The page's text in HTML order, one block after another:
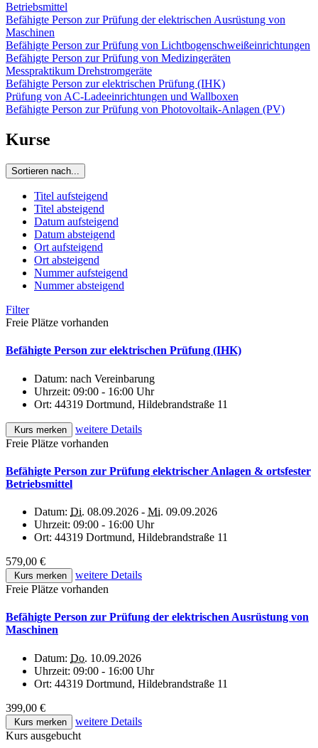
Betriebsmittel
Befähigte Person zur Prüfung der elektrischen Ausrüstung von
Maschinen
Befähigte Person zur Prüfung von Lichtbogenschweißeinrichtungen
Befähigte Person zur Prüfung von Medizingeräten
Messpraktikum Drehstromgeräte
Befähigte Person zur elektrischen Prüfung (IHK)
Prüfung von AC-Ladeeinrichtungen und Wallboxen
Befähigte Person zur Prüfung von Photovoltaik-Anlagen (PV)
Kurse
Sortieren nach...
Titel aufsteigend
Titel absteigend
Datum aufsteigend
Datum absteigend
Ort aufsteigend
Ort absteigend
Nummer aufsteigend
Nummer absteigend
Filter
Freie Plätze vorhanden
Befähigte Person zur elektrischen Prüfung (IHK)
Datum: nach Vereinbarung
Uhrzeit: 09:00 - 16:00 Uhr
Ort: 44319 Dortmund, Hildebrandstraße 11
Kurs merken
weitere Details
Freie Plätze vorhanden
Befähigte Person zur Prüfung elektrischer Anlagen & ortsfester
Betriebsmittel
Datum: Di. 08.09.2026 - Mi. 09.09.2026
Uhrzeit: 09:00 - 16:00 Uhr
Ort: 44319 Dortmund, Hildebrandstraße 11
579,00 €
Kurs merken
weitere Details
Freie Plätze vorhanden
Befähigte Person zur Prüfung der elektrischen Ausrüstung von
Maschinen
Datum: Do. 10.09.2026
Uhrzeit: 09:00 - 16:00 Uhr
Ort: 44319 Dortmund, Hildebrandstraße 11
399,00 €
Kurs merken
weitere Details
Kurs ausgebucht